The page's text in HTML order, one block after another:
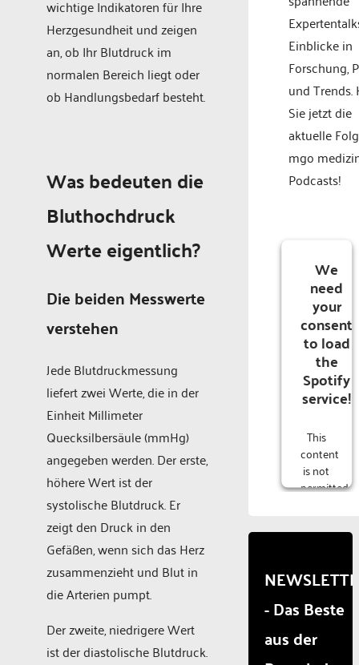
wichtige Indikatoren für Ihre
Herzgesundheit und zeigen
an, ob Ihr Blutdruck im
normalen Bereich liegt oder
ob Handlungsbedarf besteht.
Was bedeuten die
Bluthochdruck
Werte eigentlich?
Die beiden Messwerte
verstehen
Jede Blutdruckmessung
liefert zwei Werte, die in der
Einheit Millimeter
Quecksilbersäule (mmHg)
angegeben werden. Der erste,
höhere Wert ist der
systolische Blutdruck. Er
zeigt den Druck in den
Gefäßen, wenn sich das Herz
zusammenzieht und Blut in
die Arterien pumpt.
Der zweite, niedrigere Wert
ist der diastolische Blutdruck.
Einblicke in
Forschung,
und Trends.
Sie jetzt die
aktuelle
mgo
Podcasts!
We
need
your
consent
to load
the
Spotify
service!
This
content
is not
permitted
due to
that
are
not
disclosed
to the
- Das Beste
aus der